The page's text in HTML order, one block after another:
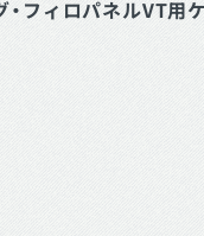
フィロパネルVT用